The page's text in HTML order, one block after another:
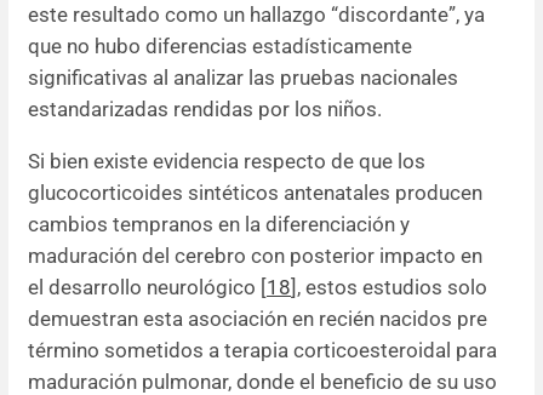
este resultado como un hallazgo “discordante”, ya
que no hubo diferencias estadísticamente
significativas al analizar las pruebas nacionales
estandarizadas rendidas por los niños.
Si bien existe evidencia respecto de que los
glucocorticoides sintéticos antenatales producen
cambios tempranos en la diferenciación y
maduración del cerebro con posterior impacto en
el desarrollo neurológico [18], estos estudios solo
demuestran esta asociación en recién nacidos pre
término sometidos a terapia corticoesteroidal para
maduración pulmonar, donde el beneficio de su uso